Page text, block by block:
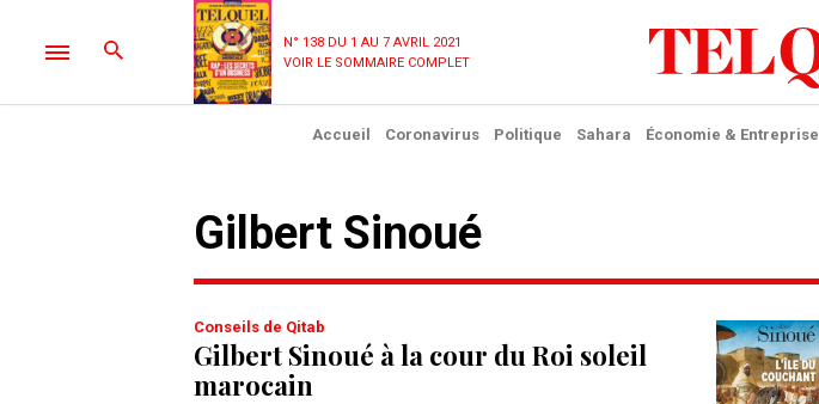
N° 138 DU 1 AU 7 AVRIL 2021
VOIR LE SOMMAIRE COMPLET
Accueil Coronavirus Politique Sahara Économie & Entreprise
Gilbert Sinoué
Conseils de Qitab
Gilbert Sinoué à la cour du Roi soleil
marocain